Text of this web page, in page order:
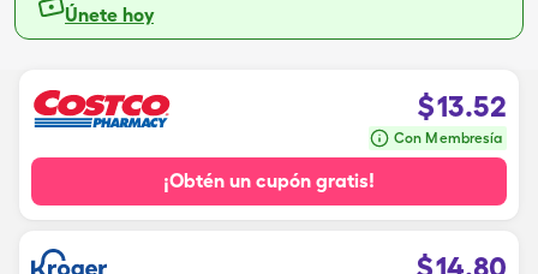
Únete hoy
$13.52
Con Membresía
¡Obtén un cupón gratis!